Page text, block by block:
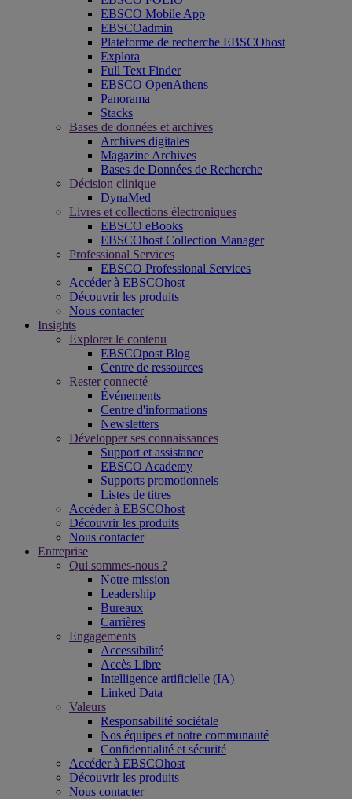
EBSCO Mobile App
EBSCOadmin
Plateforme de recherche EBSCOhost
Explora
Full Text Finder
EBSCO OpenAthens
Panorama
Stacks
Bases de données et archives
Archives digitales
Magazine Archives
Bases de Données de Recherche
Décision clinique
DynaMed
Livres et collections électroniques
EBSCO eBooks
EBSCOhost Collection Manager
Professional Services
EBSCO Professional Services
Accéder à EBSCOhost
Découvrir les produits
Nous contacter
Insights
Explorer le contenu
EBSCOpost Blog
Centre de ressources
Rester connecté
Événements
Centre d'informations
Newsletters
Développer ses connaissances
Support et assistance
EBSCO Academy
Supports promotionnels
Listes de titres
Accéder à EBSCOhost
Découvrir les produits
Nous contacter
Entreprise
Qui sommes-nous ?
Notre mission
Leadership
Bureaux
Carrières
Engagements
Accessibilité
Accès Libre
Intelligence artificielle (IA)
Linked Data
Valeurs
Responsabilité sociétale
Nos équipes et notre communauté
Confidentialité et sécurité
Accéder à EBSCOhost
Découvrir les produits
Nous contacter